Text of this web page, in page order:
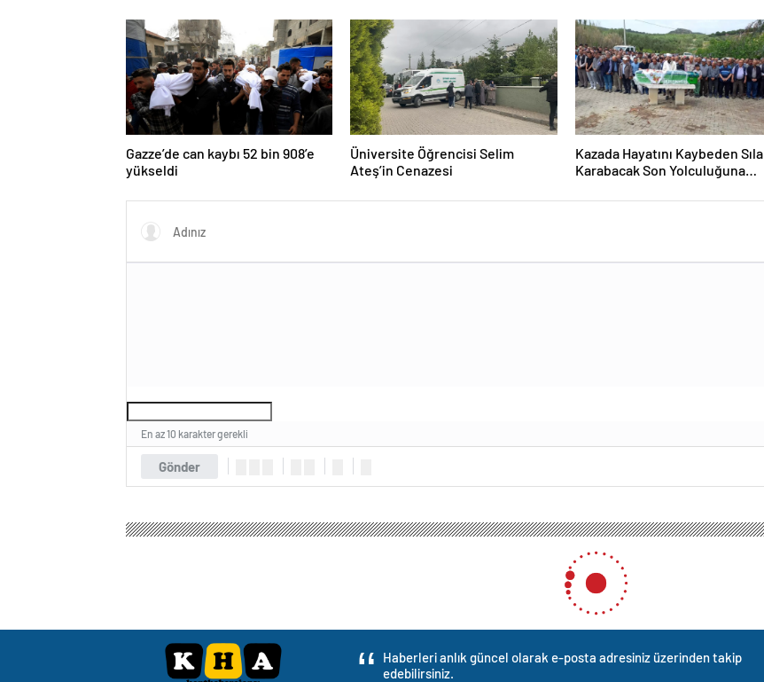
Gazze’de can kaybı 52 bin 908’e
yükseldi
Üniversite Öğrencisi Selim
Ateş’in Cenazesi
Kazada Hayatını Kaybeden Sıla
Karabacak Son Yolculuğuna
Gönder
En az 10 karakter gerekli
Haberleri anlık güncel olarak e-posta adresiniz üzerinden takip
edebilirsiniz.